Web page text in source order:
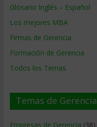
Glosario Inglés – Español
Los mejores MBA
Firmas de Gerencia
Formación de Gerencia
Todos los Temas
Temas de Gerencia
Empresas de Gerencia (38)